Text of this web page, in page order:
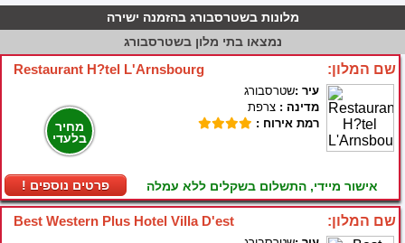
מלונות בשטרסבורג בהזמנה ישירה
נמצאובתי מלון בשטרסבורג
Restaurant H?tel L'Arnsbourg שם המלון:
מחיר
בלעדי
! פרטים נוספים
עיר :שטרסבורג
מדינה : צרפת
רמת אירוח :
אישור מיידי, התשלום בשקלים ללא עמלה
Best Western Plus Hotel Villa D'est שם המלון: